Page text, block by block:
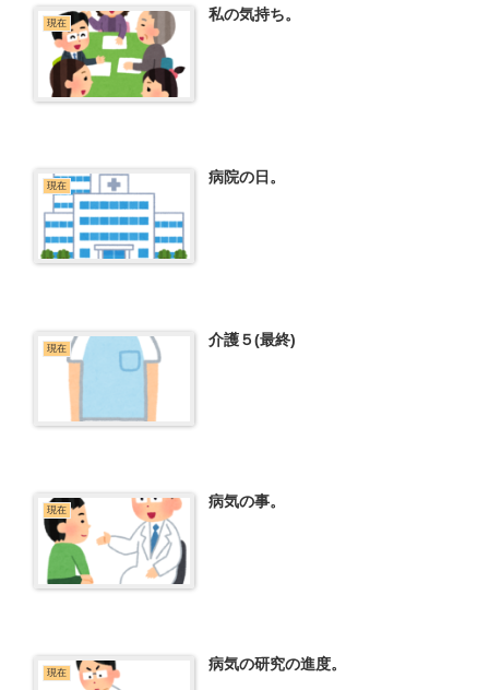
現在 私の気持ち。
現在 病院の日。
現在 介護５(最終)
現在 病気の事。
現在 病気の研究の進度。